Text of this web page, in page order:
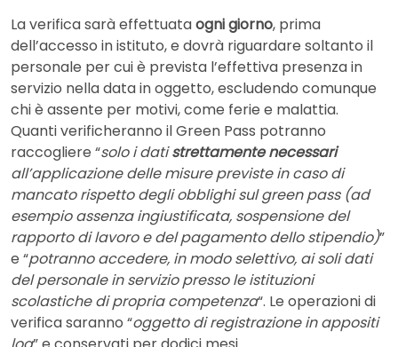
La verifica sarà effettuataogni giorno, prima
dell’accesso in istituto, e dovrà riguardare soltanto il
personale per cui è prevista l’effettiva presenza in
servizio nella data in oggetto, escludendo comunque
chi è assente per motivi, come ferie e malattia.
Quanti verificheranno il Green Pass potranno
raccogliere “solo i datistrettamente necessari
all’applicazione delle misure previste in caso di
mancato rispetto degli obblighi sul green pass (ad
esempio assenza ingiustificata, sospensione del
rapporto di lavoro e del pagamento dello stipendio)”
e “potranno accedere, in modo selettivo, ai soli dati
del personale in servizio presso le istituzioni
scolastiche di propria competenza“. Le operazioni di
verifica saranno “oggetto di registrazione in appositi